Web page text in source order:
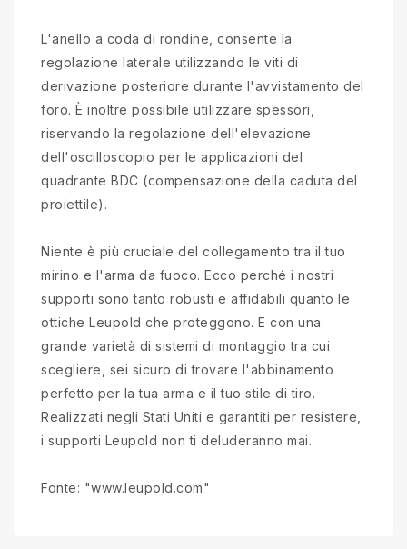
L'anello a coda di rondine, consente la
regolazione laterale utilizzando le viti di
derivazione posteriore durante l'avvistamento del
foro. È inoltre possibile utilizzare spessori,
riservando la regolazione dell'elevazione
dell'oscilloscopio per le applicazioni del
quadrante BDC (compensazione della caduta del
proiettile).
Niente è più cruciale del collegamento tra il tuo
mirino e l'arma da fuoco. Ecco perché i nostri
supporti sono tanto robusti e affidabili quanto le
ottiche Leupold che proteggono. E con una
grande varietà di sistemi di montaggio tra cui
scegliere, sei sicuro di trovare l'abbinamento
perfetto per la tua arma e il tuo stile di tiro.
Realizzati negli Stati Uniti e garantiti per resistere,
i supporti Leupold non ti deluderanno mai.
Fonte: "www.leupold.com"